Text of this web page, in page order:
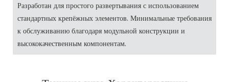
Разработан для простого развертывания с использованием
стандартных крепёжных элементов. Минимальные требования
к обслуживанию благодаря модульной конструкции и
высококачественным компонентам.